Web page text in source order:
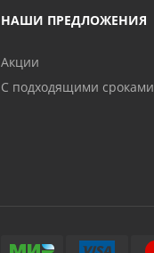
НАШИ ПРЕДЛОЖЕНИЯ
Акции
С подходящими сроками